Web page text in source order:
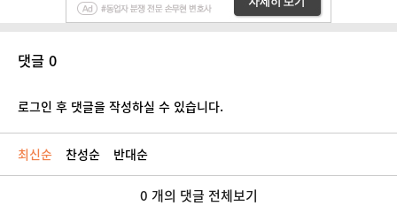
댓글 0
로그인 후 댓글을 작성하실 수 있습니다.
최신순 찬성순 반대순
0 개의 댓글 전체보기